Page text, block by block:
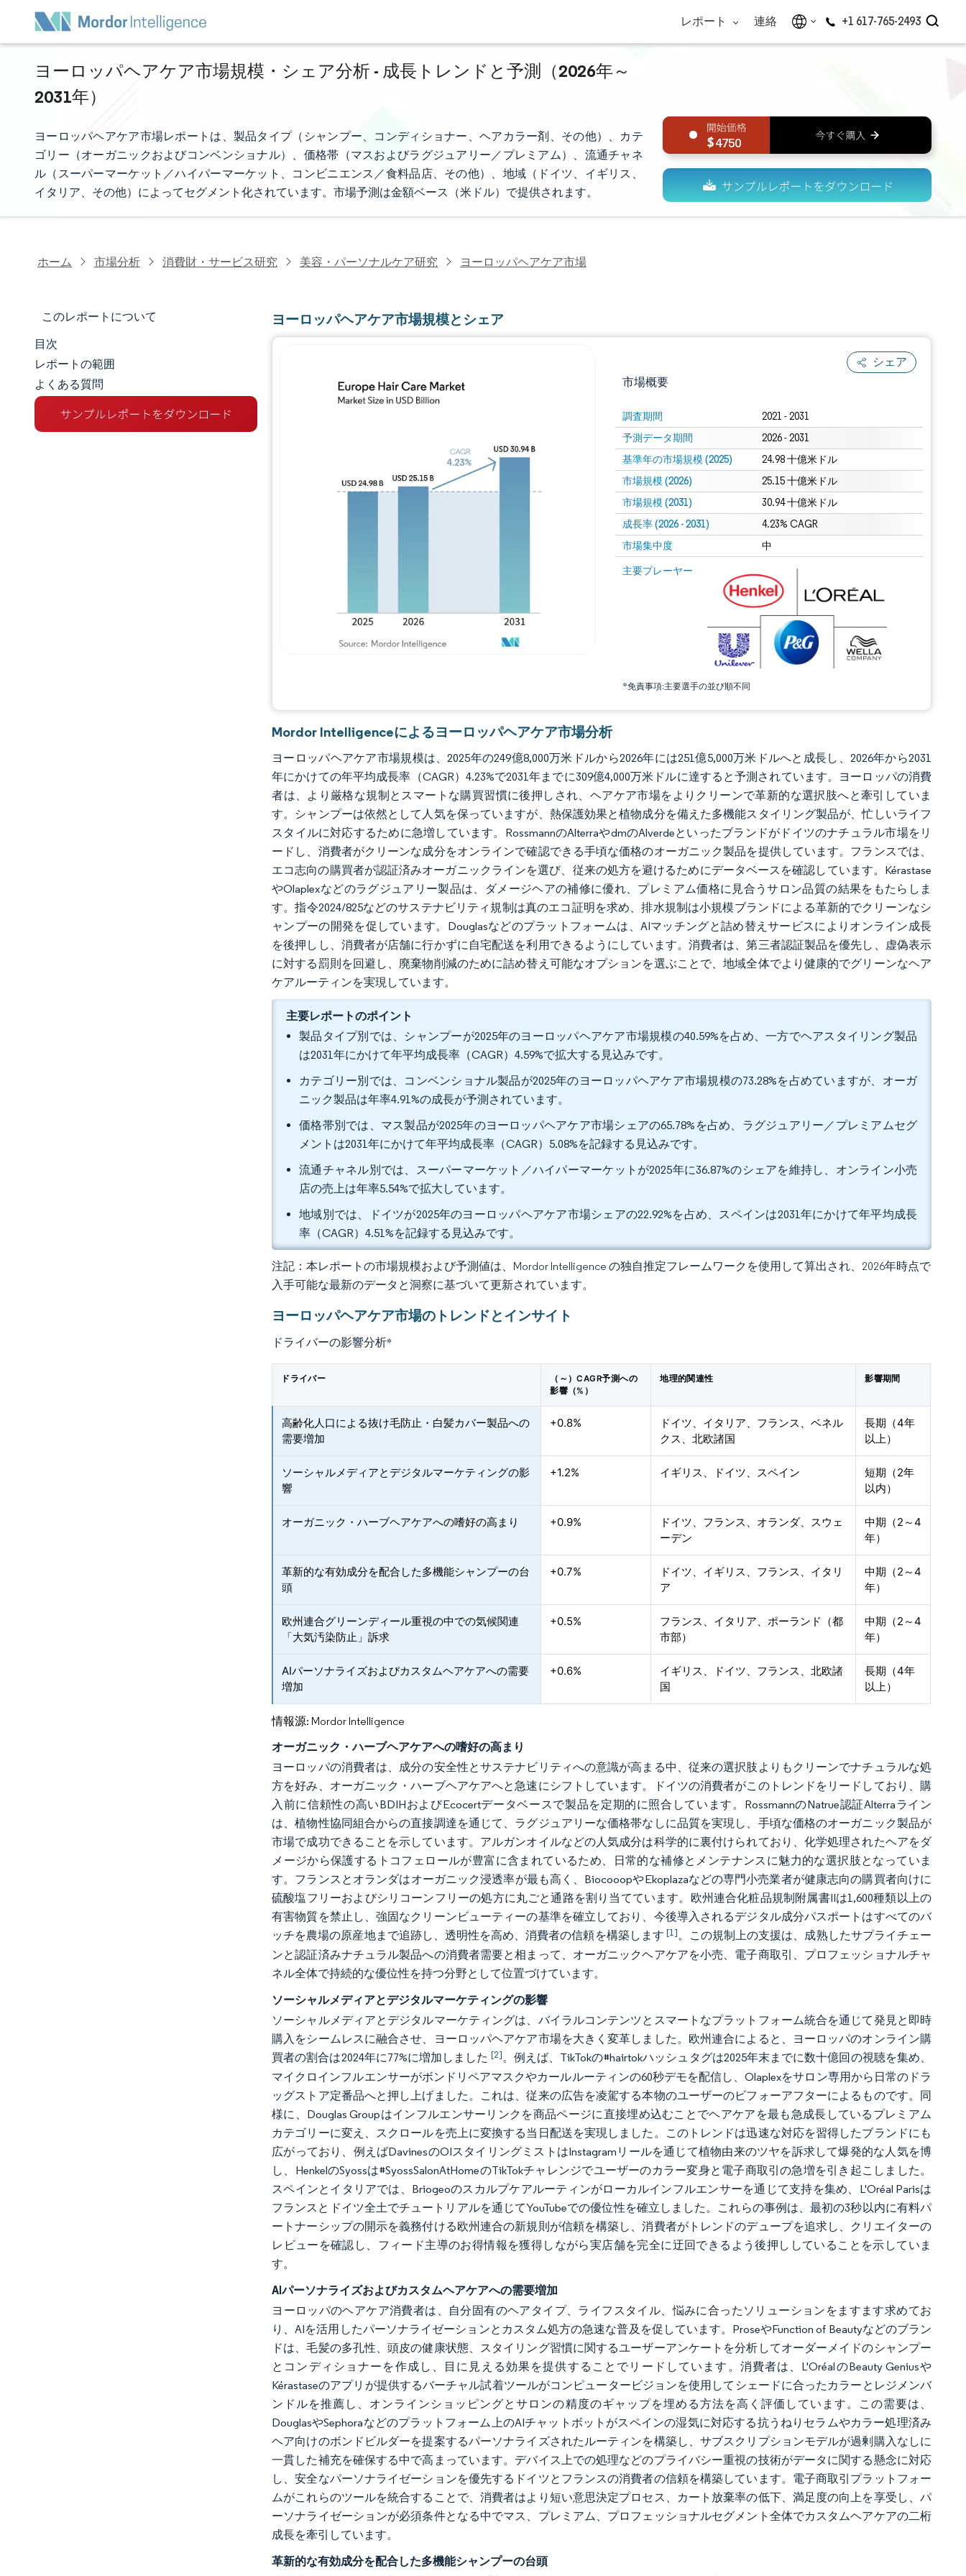
レポート 連絡 +1 617-765-2493
ヨーロッパヘアケア市場規模・シェア分析 - 成長トレンドと予測（2026年～
2031年）
ヨーロッパヘアケア市場レポートは、製品タイプ（シャンプー、コンディショナー、ヘアカラー剤、その他）、カテ
ゴリー（オーガニックおよびコンベンショナル）、価格帯（マスおよびラグジュアリー／プレミアム）、流通チャネ
ル（スーパーマーケット／ハイパーマーケット、コンビニエンス／食料品店、その他）、地域（ドイツ、イギリス、
イタリア、その他）によってセグメント化されています。市場予測は金額ベース（米ドル）で提供されます。
4750
ホーム 市場分析 消費財・サービス研究 美容・パーソナルケア研究 ヨーロッパヘアケア市場
このレポートについて
市場規模とシェア
市場分析
トレンドとインサイト
目次
レポートの範囲
よくある質問
ヨーロッパヘアケア市場規模とシェア
シェア
市場概要
調査期間 2021 - 2031
予測データ期間 2026 - 2031
基準年の市場規模 (2025) 24.98 十億米ドル
市場規模 (2026) 25.15 十億米ドル
市場規模 (2031) 30.94 十億米ドル
成長率 (2026 - 2031) 4.23% CAGR
市場集中度 中
主要プレーヤー
*免責事項:主要選手の並び順不同
画像 © Mordor Intelligence。再利用にはCC BY 4.0の表示が必要です。
画像 © Mordor Intelligence。再利用にはCC BY 4.0の表示が必要です。
Mordor Intelligenceによるヨーロッパヘアケア市場分析
ヨーロッパヘアケア市場規模は、2025年の249億8,000万米ドルから2026年には251億5,000万米ドルへと成長し、2026年から2031
年にかけての年平均成長率（CAGR）4.23%で2031年までに309億4,000万米ドルに達すると予測されています。ヨーロッパの消費
者は、より厳格な規制とスマートな購買習慣に後押しされ、ヘアケア市場をよりクリーンで革新的な選択肢へと牽引していま
す。シャンプーは依然として人気を保っていますが、熱保護効果と植物成分を備えた多機能スタイリング製品が、忙しいライフ
スタイルに対応するために急増しています。RossmannのAlterraやdmのAlverdeといったブランドがドイツのナチュラル市場をリ
ードし、消費者がクリーンな成分をオンラインで確認できる手頃な価格のオーガニック製品を提供しています。フランスでは、
エコ志向の購買者が認証済みオーガニックラインを選び、従来の処方を避けるためにデータベースを確認しています。Kérastase
やOlaplexなどのラグジュアリー製品は、ダメージヘアの補修に優れ、プレミアム価格に見合うサロン品質の結果をもたらしま
す。指令2024/825などのサステナビリティ規制は真のエコ証明を求め、排水規制は小規模ブランドによる革新的でクリーンなシ
ャンプーの開発を促しています。Douglasなどのプラットフォームは、AIマッチングと詰め替えサービスによりオンライン成長
を後押しし、消費者が店舗に行かずに自宅配送を利用できるようにしています。消費者は、第三者認証製品を優先し、虚偽表示
に対する罰則を回避し、廃棄物削減のために詰め替え可能なオプションを選ぶことで、地域全体でより健康的でグリーンなヘア
ケアルーティンを実現しています。
主要レポートのポイント
製品タイプ別では、シャンプーが2025年のヨーロッパヘアケア市場規模の40.59%を占め、一方でヘアスタイリング製品
は2031年にかけて年平均成長率（CAGR）4.59%で拡大する見込みです。
カテゴリー別では、コンベンショナル製品が2025年のヨーロッパヘアケア市場規模の73.28%を占めていますが、オーガ
ニック製品は年率4.91%の成長が予測されています。
価格帯別では、マス製品が2025年のヨーロッパヘアケア市場シェアの65.78%を占め、ラグジュアリー／プレミアムセグ
メントは2031年にかけて年平均成長率（CAGR）5.08%を記録する見込みです。
流通チャネル別では、スーパーマーケット／ハイパーマーケットが2025年に36.87%のシェアを維持し、オンライン小売
店の売上は年率5.54%で拡大しています。
地域別では、ドイツが2025年のヨーロッパヘアケア市場シェアの22.92%を占め、スペインは2031年にかけて年平均成長
率（CAGR）4.51%を記録する見込みです。
注記：本レポートの市場規模および予測値は、Mordor Intelligence の独自推定フレームワークを使用して算出され、2026年時点で
入手可能な最新のデータと洞察に基づいて更新されています。
ヨーロッパヘアケア市場のトレンドとインサイト
ドライバーの影響分析*
ドライバー
（～）CAGR予測への
影響（%）
地理的関連性 影響期間
高齢化人口による抜け毛防止・白髪カバー製品への
需要増加
+0.8%
ドイツ、イタリア、フランス、ベネル
クス、北欧諸国
長期（4年
以上）
ソーシャルメディアとデジタルマーケティングの影
響
+1.2% イギリス、ドイツ、スペイン
短期（2年
以内）
オーガニック・ハーブヘアケアへの嗜好の高まり +0.9%
ドイツ、フランス、オランダ、スウェ
ーデン
中期（2～4
年）
革新的な有効成分を配合した多機能シャンプーの台
頭
+0.7%
ドイツ、イギリス、フランス、イタリ
ア
中期（2～4
年）
欧州連合グリーンディール重視の中での気候関連
「大気汚染防止」訴求
+0.5%
フランス、イタリア、ポーランド（都
市部）
中期（2～4
年）
AIパーソナライズおよびカスタムヘアケアへの需要
増加
+0.6%
イギリス、ドイツ、フランス、北欧諸
国
長期（4年
以上）
情報源: Mordor Intelligence
オーガニック・ハーブヘアケアへの嗜好の高まり
ヨーロッパの消費者は、成分の安全性とサステナビリティへの意識が高まる中、従来の選択肢よりもクリーンでナチュラルな処
方を好み、オーガニック・ハーブヘアケアへと急速にシフトしています。ドイツの消費者がこのトレンドをリードしており、購
入前に信頼性の高いBDIHおよびEcocertデータベースで製品を定期的に照合しています。RossmannのNatrue認証Alterraライン
は、植物性協同組合からの直接調達を通じて、ラグジュアリーな価格帯なしに品質を実現し、手頃な価格のオーガニック製品が
市場で成功できることを示しています。アルガンオイルなどの人気成分は科学的に裏付けられており、化学処理されたヘアをダ
メージから保護するトコフェロールが豊富に含まれているため、日常的な補修とメンテナンスに魅力的な選択肢となっていま
す。フランスとオランダはオーガニック浸透率が最も高く、BiocooopやEkoplazaなどの専門小売業者が健康志向の購買者向けに
硫酸塩フリーおよびシリコーンフリーの処方に丸ごと通路を割り当てています。欧州連合化粧品規制附属書IIは1,600種類以上の
有害物質を禁止し、強固なクリーンビューティーの基準を確立しており、今後導入されるデジタル成分パスポートはすべてのバ
ッチを農場の原産地まで追跡し、透明性を高め、消費者の信頼を構築します [1]。この規制上の支援は、成熟したサプライチェー
ンと認証済みナチュラル製品への消費者需要と相まって、オーガニックヘアケアを小売、電子商取引、プロフェッショナルチャ
ネル全体で持続的な優位性を持つ分野として位置づけています。
ソーシャルメディアとデジタルマーケティングの影響
ソーシャルメディアとデジタルマーケティングは、バイラルコンテンツとスマートなプラットフォーム統合を通じて発見と即時
購入をシームレスに融合させ、ヨーロッパヘアケア市場を大きく変革しました。欧州連合によると、ヨーロッパのオンライン購
買者の割合は2024年に77%に増加しました [2]。例えば、TikTokの#hairtokハッシュタグは2025年末までに数十億回の視聴を集め、
マイクロインフルエンサーがボンドリペアマスクやカールルーティンの60秒デモを配信し、Olaplexをサロン専用から日常のドラ
ッグストア定番品へと押し上げました。これは、従来の広告を凌駕する本物のユーザーのビフォーアフターによるものです。同
様に、Douglas Groupはインフルエンサーリンクを商品ページに直接埋め込むことでヘアケアを最も急成長しているプレミアム
カテゴリーに変え、スクロールを売上に変換する当日配送を実現しました。このトレンドは迅速な対応を習得したブランドにも
広がっており、例えばDavinesのOIスタイリングミストはInstagramリールを通じて植物由来のツヤを訴求して爆発的な人気を博
し、HenkelのSyossは#SyossSalonAtHomeのTikTokチャレンジでユーザーのカラー変身と電子商取引の急増を引き起こしました。
スペインとイタリアでは、Briogeoのスカルプケアルーティンがローカルインフルエンサーを通じて支持を集め、L'Oréal Parisは
フランスとドイツ全土でチュートリアルを通じてYouTubeでの優位性を確立しました。これらの事例は、最初の3秒以内に有料パ
ートナーシップの開示を義務付ける欧州連合の新規則が信頼を構築し、消費者がトレンドのデュープを追求し、クリエイターの
レビューを確認し、フィード主導のお得情報を獲得しながら実店舗を完全に迂回できるよう後押ししていることを示していま
す。
AIパーソナライズおよびカスタムヘアケアへの需要増加
ヨーロッパのヘアケア消費者は、自分固有のヘアタイプ、ライフスタイル、悩みに合ったソリューションをますます求めてお
り、AIを活用したパーソナライゼーションとカスタム処方の急速な普及を促しています。ProseやFunction of Beautyなどのブラン
ドは、毛髪の多孔性、頭皮の健康状態、スタイリング習慣に関するユーザーアンケートを分析してオーダーメイドのシャンプー
とコンディショナーを作成し、目に見える効果を提供することでリードしています。消費者は、L'OréalのBeauty Geniusや
Kérastaseのアプリが提供するバーチャル試着ツールがコンピュータービジョンを使用してシェードに合ったカラーとレジメンバ
ンドルを推薦し、オンラインショッピングとサロンの精度のギャップを埋める方法を高く評価しています。この需要は、
DouglasやSephoraなどのプラットフォーム上のAIチャットボットがスペインの湿気に対応する抗うねりセラムやカラー処理済み
ヘア向けのボンドビルダーを提案するパーソナライズされたルーティンを構築し、サブスクリプションモデルが過剰購入なしに
一貫した補充を確保する中で高まっています。デバイス上での処理などのプライバシー重視の技術がデータに関する懸念に対応
し、安全なパーソナライゼーションを優先するドイツとフランスの消費者の信頼を構築しています。電子商取引プラットフォー
ムがこれらのツールを統合することで、消費者はより短い意思決定プロセス、カート放棄率の低下、満足度の向上を享受し、パ
ーソナライゼーションが必須条件となる中でマス、プレミアム、プロフェッショナルセグメント全体でカスタムヘアケアの二桁
成長を牽引しています。
革新的な有効成分を配合した多機能シャンプーの台頭